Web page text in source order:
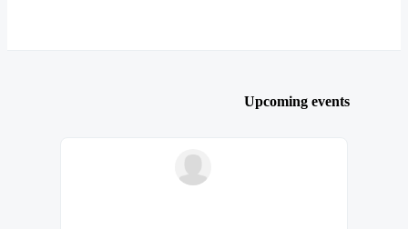
Upcoming events